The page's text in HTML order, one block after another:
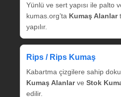
Yünlü ve sert yapısı ile palto
kumas.org’ta Kumaş Alanlar
yapılır.
Rips / Rips Kumaş
Kabartma çizgilere sahip
Kumaş Alanlarve Stok
edilir.